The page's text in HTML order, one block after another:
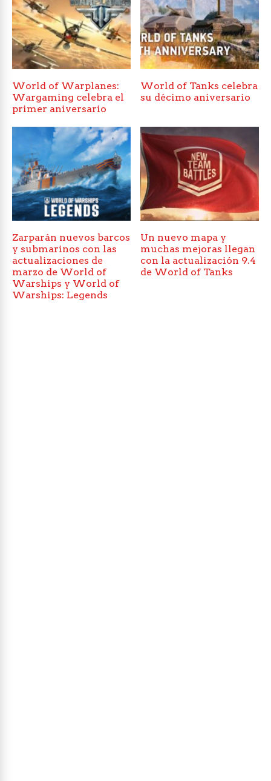
World of Warplanes:
Wargaming celebra el
primer aniversario
World of Tanks celebra
su décimo aniversario
Zarparán nuevos barcos
y submarinos con las
actualizaciones de
marzo de World of
Warships y World of
Warships: Legends
Un nuevo mapa y
muchas mejoras llegan
con la actualización 9.4
de World of Tanks